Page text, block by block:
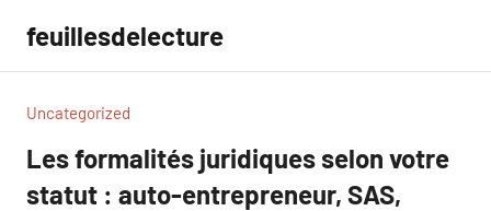
contenu
feuillesdelecture
Uncategorized
Les formalités juridiques selon votre
statut : auto-entrepreneur, SAS,